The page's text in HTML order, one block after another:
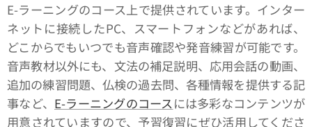
E-ラーニングのコース上で提供されています。インター
ネットに接続したPC、スマートフォンなどがあれば、
どこからでもいつでも音声確認や発音練習が可能です。
音声教材以外にも、文法の補足説明、応用会話の動画、
追加の練習問題、仏検の過去問、各種情報を提供する記
事など、 E-ラーニングのコースには多彩なコンテンツが
用意されていますので、予習復習にぜひ活用してくださ